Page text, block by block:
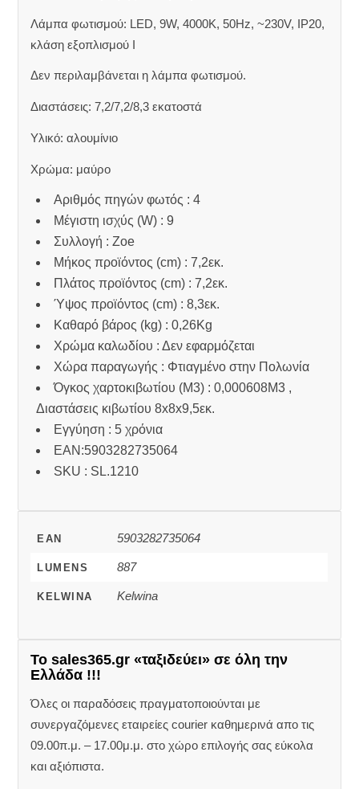
Λάμπα φωτισμού: LED, 9W, 4000K, 50Hz, ~230V, IP20,
κλάση εξοπλισμού I
Δεν περιλαμβάνεται η λάμπα φωτισμού.
Διαστάσεις: 7,2/7,2/8,3 εκατοστά
Υλικό: αλουμίνιο
Χρώμα: μαύρο
Αριθμός πηγών φωτός : 4
Μέγιστη ισχύς (W) : 9
Συλλογή : Zoe
Μήκος προϊόντος (cm) : 7,2εκ.
Πλάτος προϊόντος (cm) : 7,2εκ.
Ύψος προϊόντος (cm) : 8,3εκ.
Καθαρό βάρος (kg) : 0,26Kg
Χρώμα καλωδίου : Δεν εφαρμόζεται
Χώρα παραγωγής : Φτιαγμένο στην Πολωνία
Όγκος χαρτοκιβωτίου (M3) : 0,000608M3 ,
Διαστάσεις κιβωτίου 8x8x9,5εκ.
Εγγύηση : 5 χρόνια
EAN:5903282735064
SKU : SL.1210
EAN 5903282735064
LUMENS 887
KELWINA Kelwina
Το sales365.gr «ταξιδεύει» σε όλη την
Ελλάδα !!!
Όλες οι παραδόσεις πραγματοποιούνται με
συνεργαζόμενες εταιρείες courier καθημερινά απο τις
09.00π.μ. – 17.00μ.μ. στο χώρο επιλογής σας εύκολα
και αξιόπιστα.